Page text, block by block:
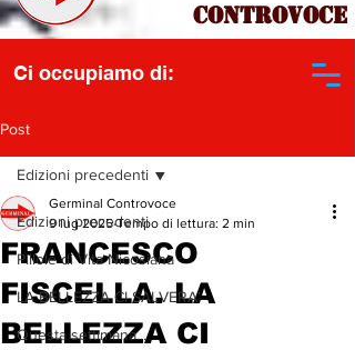
Controvoce
Ci occupiamo di:
Post
Edizioni precedenti
Pillole di Vita Nicosiana
LA BELLEZZA CI SALVERA'
Questa settimana...
Edizioni precedenti
FRANCESCO
FISCELLA. LA
BELLEZZA CI
Germinal Controvoce
9 lug 2025 Tempo di lettura: 2 min